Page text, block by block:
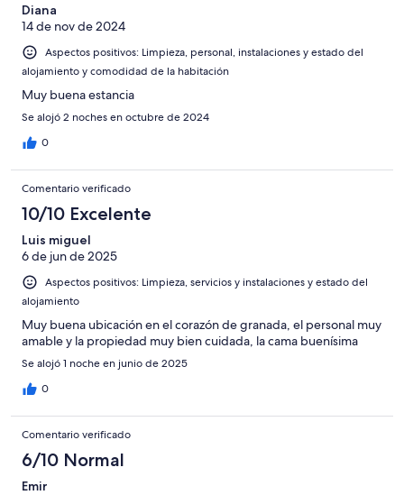
Diana
14 de nov de 2024
Aspectos positivos: Limpieza, personal, instalaciones y estado del
alojamiento y comodidad de la habitación
Muy buena estancia
Se alojó 2 noches en octubre de 2024
0
Comentario verificado
10/10 Excelente
Luis miguel
6 de jun de 2025
Aspectos positivos: Limpieza, servicios y instalaciones y estado del
alojamiento
Muy buena ubicación en el corazón de granada, el personal muy
amable y la propiedad muy bien cuidada, la cama buenísima
Se alojó 1 noche en junio de 2025
0
Comentario verificado
6/10 Normal
Emir